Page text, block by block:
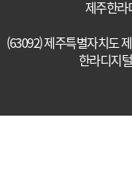
제주한라
(63092) 제주특별자치도
한라디지